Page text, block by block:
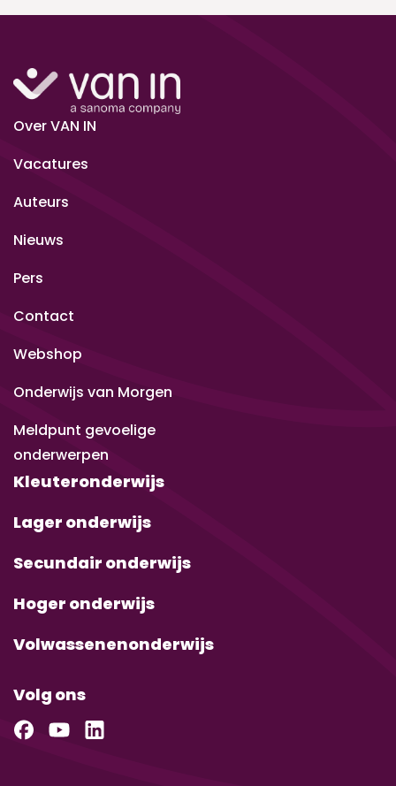
Over VAN IN
Vacatures
Auteurs
Nieuws
Pers
Contact
Webshop
Onderwijs van Morgen
Meldpunt gevoelige
onderwerpen
Kleuteronderwijs
Lager onderwijs
Secundair onderwijs
Hoger onderwijs
Volwassenenonderwijs
Volg ons